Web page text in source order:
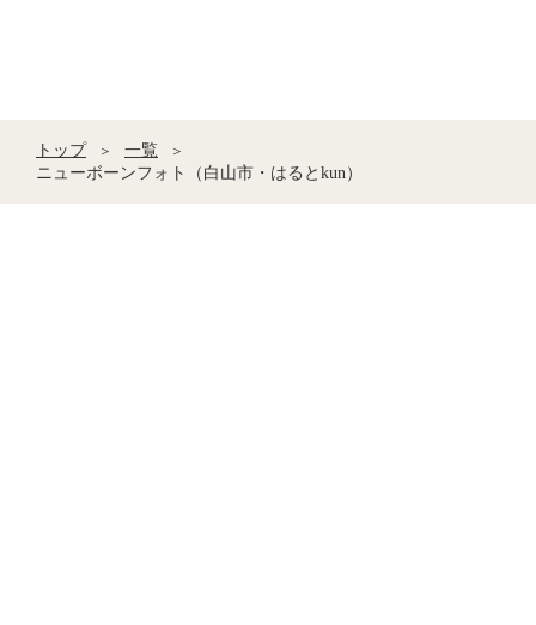
トップ ＞ 一覧 ＞
ニューボーンフォト（白山市・はるとkun）